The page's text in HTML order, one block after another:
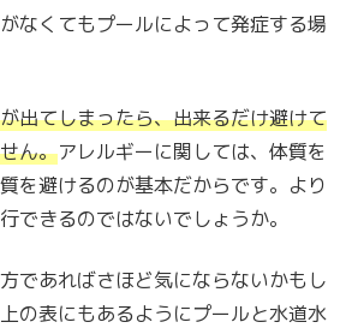
なくてもプールによって発症する場
出てしまったら、出来るだけ避けて
ん。アレルギーに関しては、体質を
を避けるのが基本だからです。より
できるのではないでしょうか。
であればさほど気にならないかもし
の表にもあるようにプールと水道水